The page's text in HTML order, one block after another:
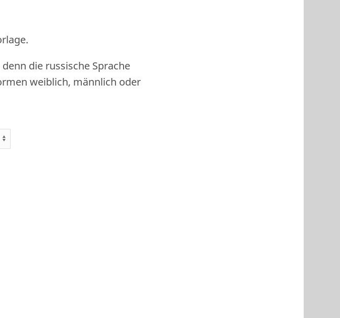
die russische Sprache
weiblich, männlich oder